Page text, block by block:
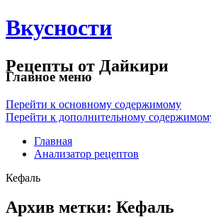
Вкусности
Рецепты от Дайкири
Главное меню
Перейти к основному содержимому
Перейти к дополнительному
Главная
Анализатор рецептов
Кефаль
Архив метки: Кефаль